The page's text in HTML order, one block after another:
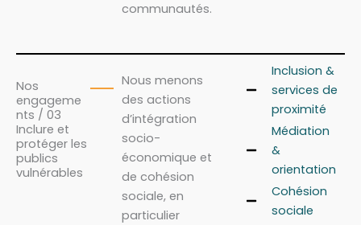
communautés.
Nos
engageme
nts / 03
Inclure et
protéger les
publics
vulnérables
Nous menons
des actions
d’intégration
socio-
économique et
de cohésion
sociale, en
particulier
Inclusion &
services de
proximité
Médiation
&
orientation
Cohésion
sociale